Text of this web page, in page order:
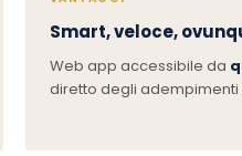
Smart, veloce,
Web app accessibile da
diretto degli